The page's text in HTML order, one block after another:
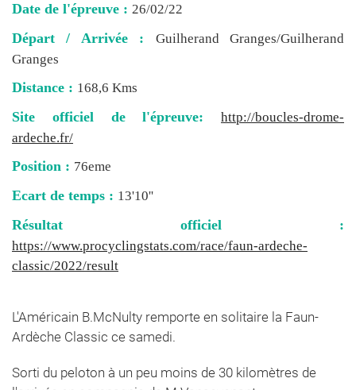
Date de l'épreuve : 26/02/22
Départ / Arrivée : Guilherand Granges/Guilherand
Granges
Distance : 168,6 Kms
Site officiel de l'épreuve: http://boucles-drome-
ardeche.fr/
Position : 76eme
Ecart de temps : 13'10''
Résultat officiel :
https://www.procyclingstats.com/race/faun-ardeche-
classic/2022/result
L'Américain B.McNulty remporte en solitaire la Faun-
Ardèche Classic ce samedi.
Sorti du peloton à un peu moins de 30 kilomètres de